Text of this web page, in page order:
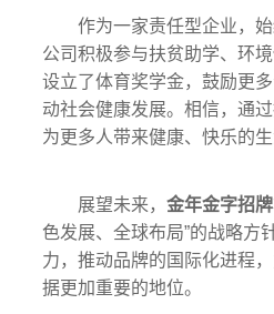
作为一家责任型企业，
公司积极参与扶贫助学、环
设立了体育奖学金，鼓励更
动社会健康发展。相信，通
为更多人带来健康、快乐的生
展望未来， 金年金字招牌
色发展、全球布局”的战略方
力，推动品牌的国际化进程
据更加重要的地位。